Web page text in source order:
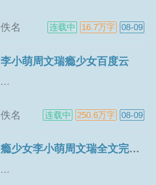
佚名 连载中 16.7万字 08-09
李小萌周文瑞瘾少女百度云
...
佚名 连载中 250.6万字 08-09
瘾少女李小萌周文瑞全文完整版
...